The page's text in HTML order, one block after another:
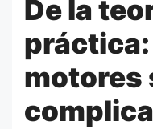
De la
motores